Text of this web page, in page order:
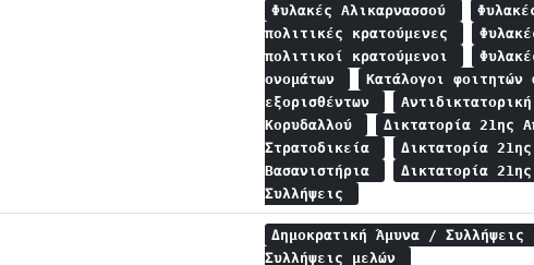
Φυλακές Αλικαρνασσού
πολιτικές κρατούμενες
πολιτικοί κρατούμενοι
ονομάτων
Κατάλογοι φοιτητών
εξορισθέντων
Κορυδαλλού
Δικτατορία 21ης
Στρατοδικεία
Δικτατορία
Βασανιστήρια
Δικτατορία
Συλλήψεις
Δημοκρατική Άμυνα / Συλλήψεις
Συλλήψεις μελών